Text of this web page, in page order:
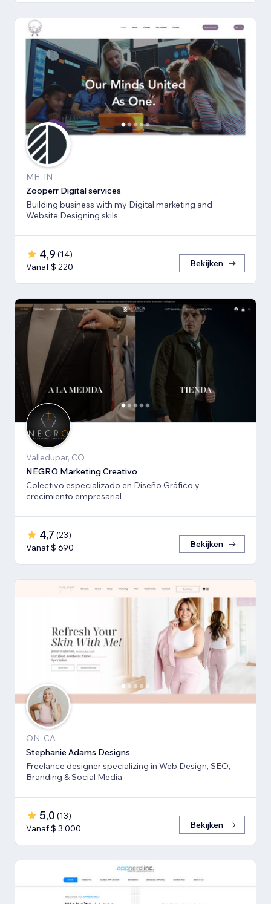
MH, IN
Zooperr Digital services
Building business with my Digital marketing and
Website Designing skils
4,9 (14)
Vanaf $ 220
Bekijken
Valledupar, CO
NEGRO Marketing Creativo
Colectivo especializado en Diseño Gráfico y
crecimiento empresarial
4,7 (23)
Vanaf $ 690
Bekijken
ON, CA
Stephanie Adams Designs
Freelance designer specializing in Web Design, SEO,
Branding & Social Media
5,0 (13)
Vanaf $ 3.000
Bekijken